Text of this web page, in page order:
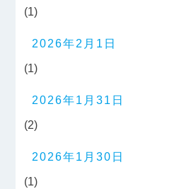
(1)
2026年2月1日
(1)
2026年1月31日
(2)
2026年1月30日
(1)